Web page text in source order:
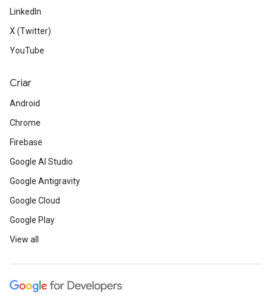
LinkedIn
X (Twitter)
YouTube
Criar
Android
Chrome
Firebase
Google AI Studio
Google Antigravity
Google Cloud
Google Play
View all